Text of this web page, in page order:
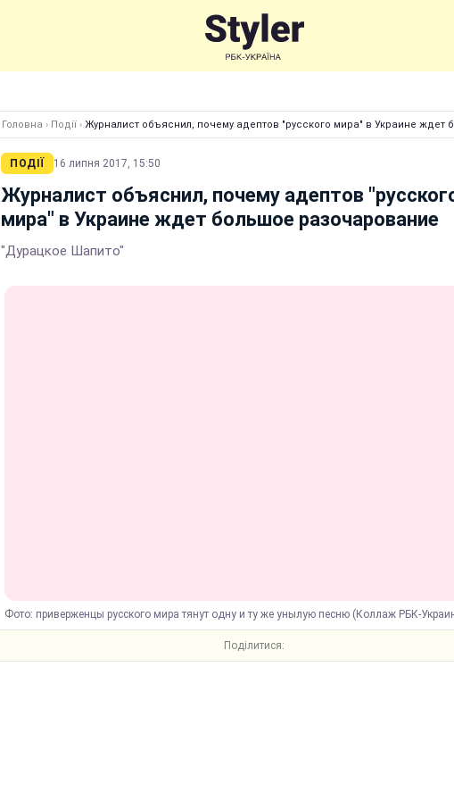
Головна › Події › Журналист объяснил, почему адептов "русского мира" в Украине ждет
ПОДІЇ 16 липня 2017, 15:50
Журналист объяснил, почему адептов
мира" в Украине ждет большое разочарование
"Дурацкое Шапито"
Фото: приверженцы русского мира тянут одну и ту же унылую песню (Коллаж РБК-
Поділитися: